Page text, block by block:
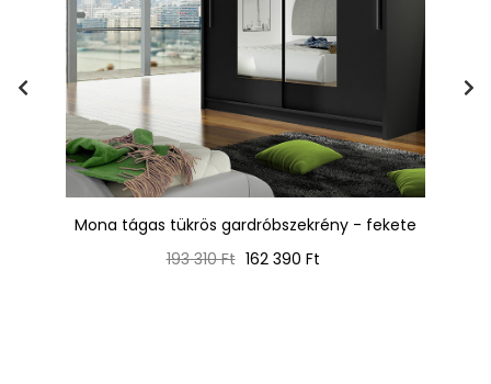
Mona tágas tükrös gardróbszekrény - fekete
Normál
193 310 Ft Ár
162 390 Ft